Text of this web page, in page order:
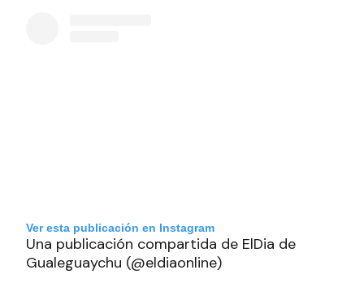
Ver esta publicación en Instagram
Una publicación compartida de ElDia de
Gualeguaychu (@eldiaonline)